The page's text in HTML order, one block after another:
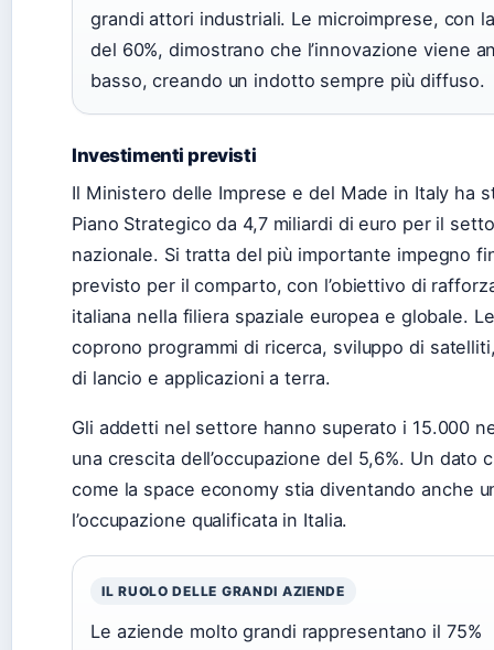
grandi attori industriali. Le microimprese, con
del 60%, dimostrano che l’innovazione viene
basso, creando un indotto sempre più diffuso.
Investimenti previsti
Il Ministero delle Imprese e del Made in Italy ha
Piano Strategico da 4,7 miliardi di euro per il
nazionale. Si tratta del più importante impegno
previsto per il comparto, con l’obiettivo di
italiana nella filiera spaziale europea e globale.
coprono programmi di ricerca, sviluppo di
di lancio e applicazioni a terra.
Gli addetti nel settore hanno superato i 15.000
una crescita dell’occupazione del 5,6%. Un dato
come la space economy stia diventando anche
l’occupazione qualificata in Italia.
IL RUOLO DELLE GRANDI AZIENDE
Le aziende molto grandi rappresentano il 75%